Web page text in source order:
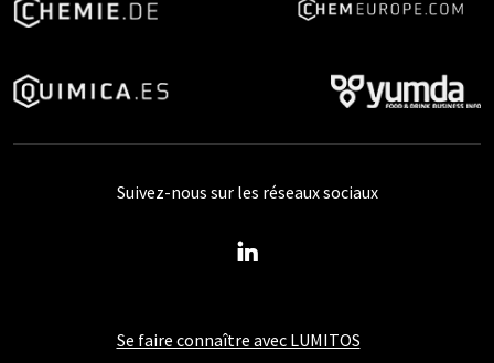
Se faire connaître avec LUMITOS
Suivez-nous sur les réseaux sociaux